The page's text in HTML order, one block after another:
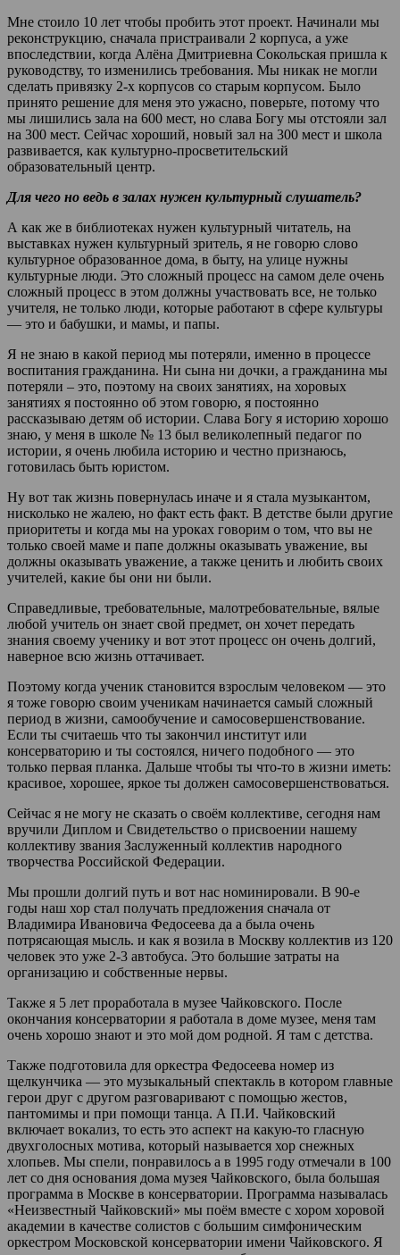
Мне стоило 10 лет чтобы пробить этот проект. Начинали мы
реконструкцию, сначала пристраивали 2 корпуса, а уже
впоследствии, когда Алёна Дмитриевна Сокольская пришла к
руководству, то изменились требования. Мы никак не могли
сделать привязку 2-х корпусов со старым корпусом. Было
принято решение для меня это ужасно, поверьте, потому что
мы лишились зала на 600 мест, но слава Богу мы отстояли зал
на 300 мест. Сейчас хороший, новый зал на 300 мест и школа
развивается, как культурно-просветительский
образовательный центр.
Для чего но ведь в залах нужен культурный слушатель?
А как же в библиотеках нужен культурный читатель, на
выставках нужен культурный зритель, я не говорю слово
культурное образованное дома, в быту, на улице нужны
культурные люди. Это сложный процесс на самом деле очень
сложный процесс в этом должны участвовать все, не только
учителя, не только люди, которые работают в сфере культуры
— это и бабушки, и мамы, и папы.
Я не знаю в какой период мы потеряли, именно в процессе
воспитания гражданина. Ни сына ни дочки, а гражданина мы
потеряли – это, поэтому на своих занятиях, на хоровых
занятиях я постоянно об этом говорю, я постоянно
рассказываю детям об истории. Слава Богу я историю хорошо
знаю, у меня в школе № 13 был великолепный педагог по
истории, я очень любила историю и честно признаюсь,
готовилась быть юристом.
Ну вот так жизнь повернулась иначе и я стала музыкантом,
нисколько не жалею, но факт есть факт. В детстве были другие
приоритеты и когда мы на уроках говорим о том, что вы не
только своей маме и папе должны оказывать уважение, вы
должны оказывать уважение, а также ценить и любить своих
учителей, какие бы они ни были.
Справедливые, требовательные, малотребовательные, вялые
любой учитель он знает свой предмет, он хочет передать
знания своему ученику и вот этот процесс он очень долгий,
наверное всю жизнь оттачивает.
Поэтому когда ученик становится взрослым человеком — это
я тоже говорю своим ученикам начинается самый сложный
период в жизни, самообучение и самосовершенствование.
Если ты считаешь что ты закончил институт или
консерваторию и ты состоялся, ничего подобного — это
только первая планка. Дальше чтобы ты что-то в жизни иметь:
красивое, хорошее, яркое ты должен самосовершенствоваться.
Сейчас я не могу не сказать о своём коллективе, сегодня нам
вручили Диплом и Свидетельство о присвоении нашему
коллективу звания Заслуженный коллектив народного
творчества Российской Федерации.
Мы прошли долгий путь и вот нас номинировали. В 90-е
годы наш хор стал получать предложения сначала от
Владимира Ивановича Федосеева да а была очень
потрясающая мысль. и как я возила в Москву коллектив из 120
человек это уже 2-3 автобуса. Это большие затраты на
организацию и собственные нервы.
Также я 5 лет проработала в музее Чайковского. После
окончания консерватории я работала в доме музее, меня там
очень хорошо знают и это мой дом родной. Я там с детства.
Также подготовила для оркестра Федосеева номер из
щелкунчика — это музыкальный спектакль в котором главные
герои друг с другом разговаривают с помощью жестов,
пантомимы и при помощи танца. А П.И. Чайковский
включает вокализ, то есть это аспект на какую-то гласную
двухголосных мотива, который называется хор снежных
хлопьев. Мы спели, понравилось а в 1995 году отмечали в 100
лет со дня основания дома музея Чайковского, была большая
программа в Москве в консерватории. Программа называлась
«Неизвестный Чайковский» мы поём вместе с хором хоровой
академии в качестве солистов с большим симфоническим
оркестром Московской консерватории имени Чайковского. Я